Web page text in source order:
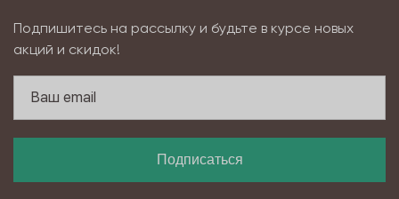
Подпишитесь на рассылку и будьте в курсе новых
акций и скидок!
Подписаться